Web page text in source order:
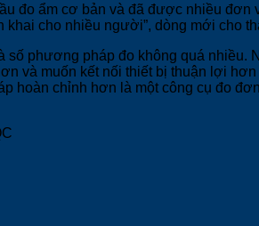
đo ẩm cơ bản và đã được nhiều
khai cho nhiều người”, dòng mới cho
phương pháp đo không quá
và muốn kết nối thiết bị thuận lợi
hoàn chỉnh hơn là một công cụ đo